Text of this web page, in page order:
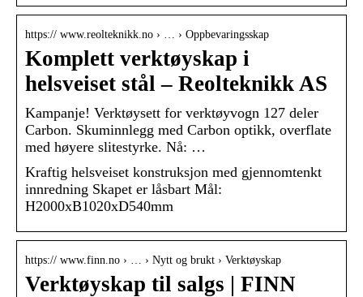
https:// www.reolteknikk.no › … › Oppbevaringsskap
Komplett verktøyskap i
helsveiset stål – Reolteknikk AS
Kampanje! Verktøysett for verktøyvogn 127 deler
Carbon. Skuminnlegg med Carbon optikk, overflate
med høyere slitestyrke. Nå: …
Kraftig helsveiset konstruksjon med gjennomtenkt
innredning Skapet er låsbart Mål:
H2000xB1020xD540mm
https:// www.finn.no › … › Nytt og brukt › Verktøyskap
Verktøyskap til salgs | FINN